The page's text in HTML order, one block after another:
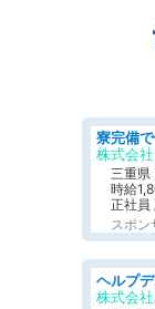
株式会
三重県
時給
正社員
スポン
株式会